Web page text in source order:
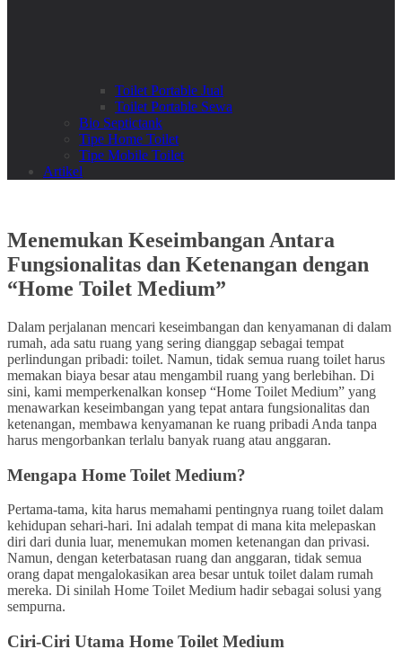
Toilet Portable Jual
Toilet Portable Sewa
Bio Septictank
Tipe Home Toilet
Tipe Mobile Toilet
Artikel
Menemukan Keseimbangan Antara
Fungsionalitas dan Ketenangan dengan
“Home Toilet Medium”
Dalam perjalanan mencari keseimbangan dan kenyamanan di dalam
rumah, ada satu ruang yang sering dianggap sebagai tempat
perlindungan pribadi: toilet. Namun, tidak semua ruang toilet harus
memakan biaya besar atau mengambil ruang yang berlebihan. Di
sini, kami memperkenalkan konsep “Home Toilet Medium” yang
menawarkan keseimbangan yang tepat antara fungsionalitas dan
ketenangan, membawa kenyamanan ke ruang pribadi Anda tanpa
harus mengorbankan terlalu banyak ruang atau anggaran.
Mengapa Home Toilet Medium?
Pertama-tama, kita harus memahami pentingnya ruang toilet dalam
kehidupan sehari-hari. Ini adalah tempat di mana kita melepaskan
diri dari dunia luar, menemukan momen ketenangan dan privasi.
Namun, dengan keterbatasan ruang dan anggaran, tidak semua
orang dapat mengalokasikan area besar untuk toilet dalam rumah
mereka. Di sinilah Home Toilet Medium hadir sebagai solusi yang
sempurna.
Ciri-Ciri Utama Home Toilet Medium